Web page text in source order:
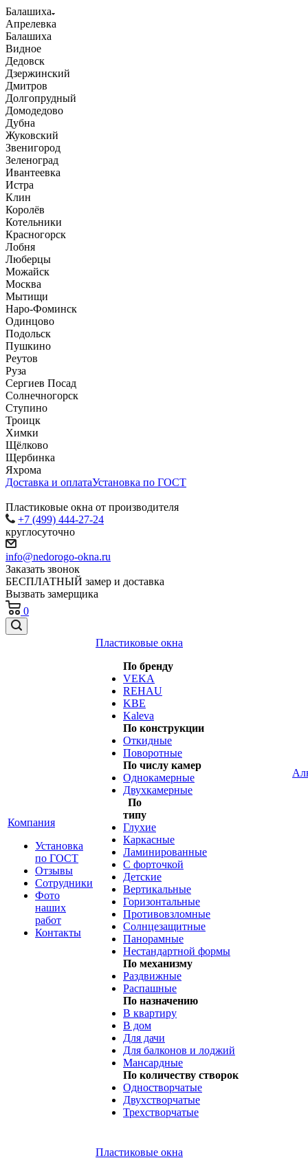
Балашиха
Апрелевка
Балашиха
Видное
Дедовск
Дзержинский
Дмитров
Долгопрудный
Домодедово
Дубна
Жуковский
Звенигород
Зеленоград
Ивантеевка
Истра
Клин
Королёв
Котельники
Красногорск
Лобня
Люберцы
Можайск
Москва
Мытищи
Наро-Фоминск
Одинцово
Подольск
Пушкино
Реутов
Руза
Сергиев Посад
Солнечногорск
Ступино
Троицк
Химки
Щёлково
Щербинка
Яхрома
Доставка и оплатаУстановка по ГОСТ
Пластиковые окна от производителя
+7 (499) 444-27-24
круглосуточно
info@nedorogo-okna.ru
Заказать звонок
БЕСПЛАТНЫЙ замер и доставка
Вызвать замерщика
0
Компания
Установка
по ГОСТ
Отзывы
Сотрудники
Фото
наших
работ
Контакты
Пластиковые окна
По бренду
VEKA
REHAU
KBE
Kaleva
По конструкции
Откидные
Поворотные
По числу камер
Однокамерные
Двухкамерные
По
типу
Глухие
Каркасные
Ламинированные
С форточкой
Детские
Вертикальные
Горизонтальные
Противовзломные
Солнцезащитные
Панорамные
Нестандартной формы
По механизму
Раздвижные
Распашные
По назначению
В квартиру
В дом
Для дачи
Для балконов и лоджий
Мансардные
По количеству створок
Одностворчатые
Двухстворчатые
Трехстворчатые
Пластиковые окна